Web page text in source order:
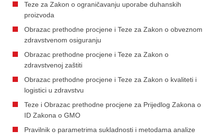
Teze za Zakon o ograničavanju uporabe duhanskih
proizvoda
Obrazac prethodne procjene i Teze za Zakon o obveznom
zdravstvenom osiguranju
Obrazac prethodne procjene i Teze za Zakon o
zdravstvenoj zaštiti
Obrazac prethodne procjene i Teze za Zakon o kvaliteti i
logistici u zdravstvu
Teze i Obrazac prethodne procjene za Prijedlog Zakona o
ID Zakona o GMO
Pravilnik o parametrima sukladnosti i metodama analize